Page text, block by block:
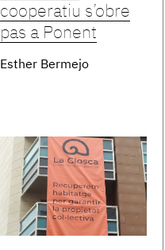
cooperatiu s’obre
pas a Ponent
Esther Bermejo